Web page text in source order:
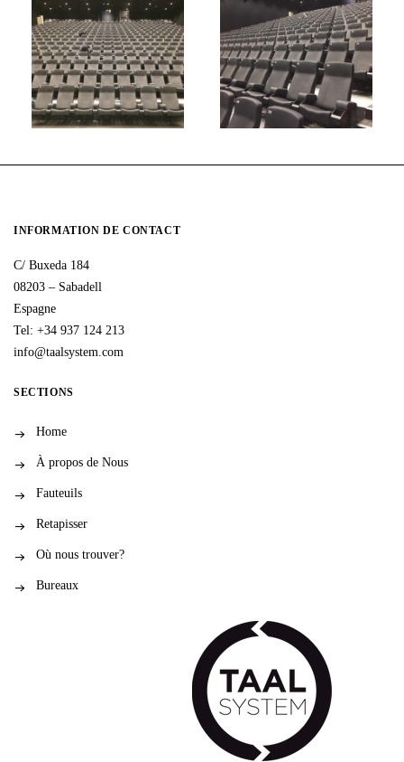
INFORMATION DE CONTACT
C/ Buxeda 184
08203 – Sabadell
Espagne
Tel: +34 937 124 213
info@taalsystem.com
SECTIONS
Home
À propos de Nous
Fauteuils
Retapisser
Où nous trouver?
Bureaux